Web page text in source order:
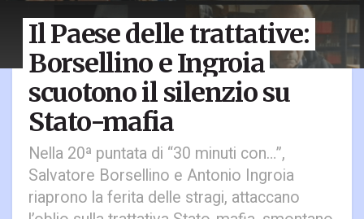
Il Paese delle trattative:
Borsellino e Ingroia
scuotono il silenzio su
Stato-mafia
Nella 20ª puntata di “30 minuti con…”,
Salvatore Borsellino e Antonio Ingroia
riaprono la ferita delle stragi, attaccano